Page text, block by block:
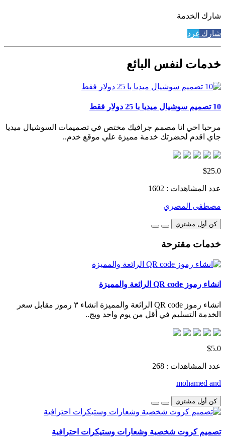
شارك الخدمة
شارك غرد
خدمات لنفس البائع
10 تصميم سوشيال ميديا با 25 دولار فقط
مرحبا اخي انا مصمم جرافيك مختص في تصميمات السوشيال ميديا
جاي اقدم لحضرتك خدمة مميزة علي موقع خدم..
$25.0
عدد المشاهدات : 1602
مصطفى المصري
كن أول مشتري
خدمات مقترحة
انشاء رموز QR code الرائعة والمميزة
انشاء رموز QR code الرائعة والمميزة انشاء ٣ رموز مقابل سعر
الخدمة التسليم في أقل من يوم واحد وبج..
$5.0
عدد المشاهدات : 268
mohamed and
كن أول مشتري
تصميم كروت شخصية وشعارات وستيكرات احترافية